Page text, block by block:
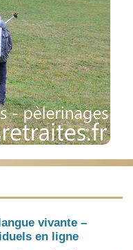
vivante –
en ligne